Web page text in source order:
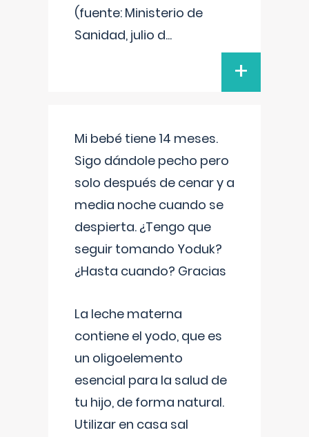
(fuente: Ministerio de
Sanidad, julio d...
+
Mi bebé tiene 14 meses.
Sigo dándole pecho pero
solo después de cenar y a
media noche cuando se
despierta. ¿Tengo que
seguir tomando Yoduk?
¿Hasta cuando? Gracias
La leche materna
contiene el yodo, que es
un oligoelemento
esencial para la salud de
tu hijo, de forma natural.
Utilizar en casa sal